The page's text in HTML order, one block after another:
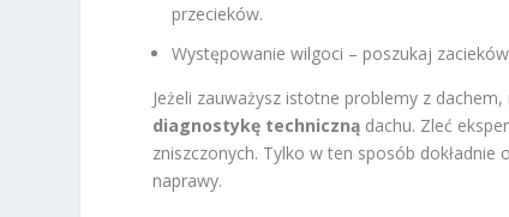
przecieków.
Występowanie wilgoci – poszukaj
Jeżeli zauważysz istotne problemy z
diagnostykę techniczną dachu. Zleć
zniszczonych. Tylko w ten sposób
naprawy.